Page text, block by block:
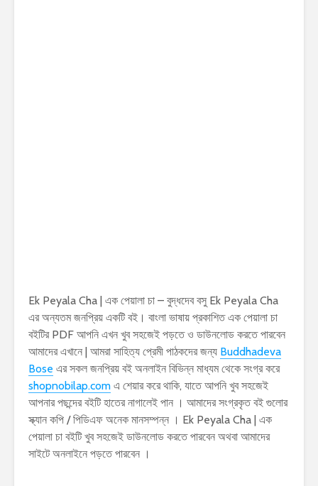
Ek Peyala Cha | এক পেয়ালা চা – বুদ্ধদেব বসু Ek Peyala Cha
এর অন্যতম জনপ্রিয় একটি বই। বাংলা ভাষায় প্রকাশিত এক পেয়ালা চা
বইটির PDF আপনি এখন খুব সহজেই পড়তে ও ডাউনলোড করতে পারবেন
আমাদের এখানে | আমরা সাহিত্য প্রেমী পাঠকদের জন্য Buddhadeva
Bose এর সকল জনপ্রিয় বই অনলাইন বিভিন্ন মাধ্যম থেকে সংগ্র করে
shopnobilap.com এ শেয়ার করে থাকি, যাতে আপনি খুব সহজেই
আপনার পছন্দের বইটি হাতের নাগালেই পান । আমাদের সংগ্রকৃত বই গুলোর
স্ক্যান কপি / পিডিএফ অনেক মানসম্পন্ন । Ek Peyala Cha | এক
পেয়ালা চা বইটি খুব সহজেই ডাউনলোড করতে পারবেন অথবা আমাদের
সাইটে অনলাইনে পড়তে পারবেন ।